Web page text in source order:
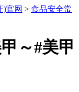
)官网 > 食品安全常
～#美甲